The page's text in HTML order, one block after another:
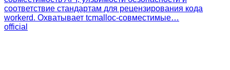
соответствие стандартам для рецензирования кода
workerd. Охватывает tcmalloc-совместимые…
official